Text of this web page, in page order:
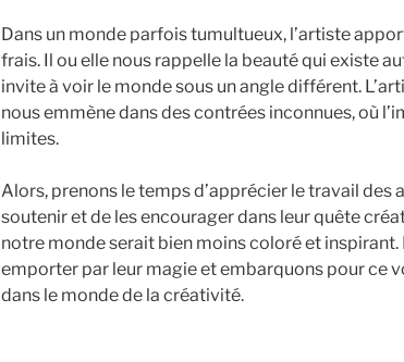
Dans un monde parfois tumultueux, l’artiste
frais. Il ou elle nous rappelle la beauté qui existe
invite à voir le monde sous un angle différent.
nous emmène dans des contrées inconnues, où
limites.
Alors, prenons le temps d’apprécier le travail des
soutenir et de les encourager dans leur quête
notre monde serait bien moins coloré et inspirant.
emporter par leur magie et embarquons pour ce
dans le monde de la créativité.